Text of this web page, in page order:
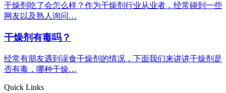
干燥剂吃了会怎么样？作为干燥剂行业从业者，经常碰到一些
网友以及熟人询问…
干燥剂有毒吗？
经常有朋友遇到误食干燥剂的情况，下面我们来讲讲干燥剂是
否有毒，哪种干燥…
Quick Links